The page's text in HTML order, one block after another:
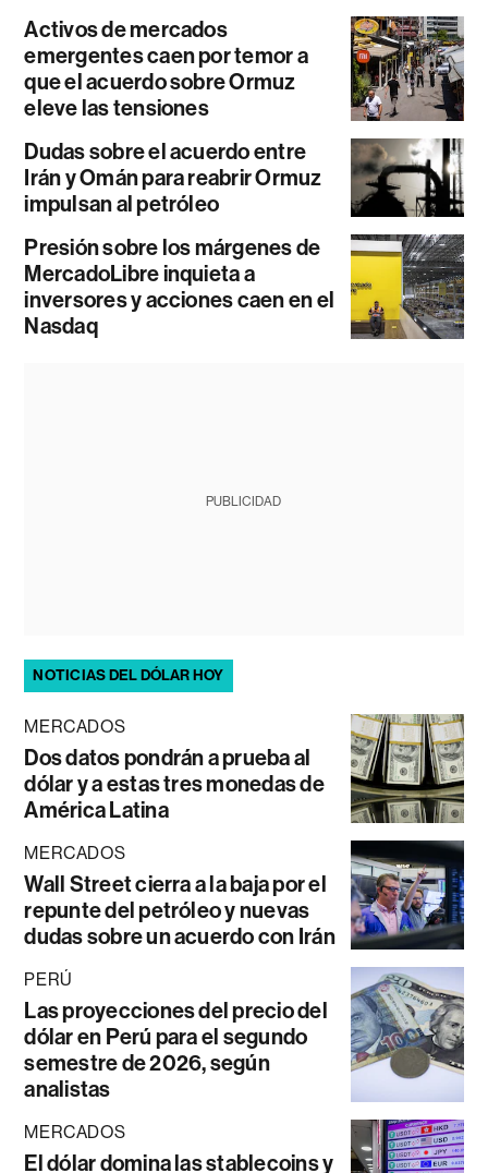
Activos de mercados
emergentes caen por temor a
que el acuerdo sobre Ormuz
eleve las tensiones
Dudas sobre el acuerdo entre
Irán y Omán para reabrir Ormuz
impulsan al petróleo
Presión sobre los márgenes de
MercadoLibre inquieta a
inversores y acciones caen en el
Nasdaq
PUBLICIDAD
NOTICIAS DEL DÓLAR HOY
MERCADOS
Dos datos pondrán a prueba al
dólar y a estas tres monedas de
América Latina
MERCADOS
Wall Street cierra a la baja por el
repunte del petróleo y nuevas
dudas sobre un acuerdo con Irán
PERÚ
Las proyecciones del precio del
dólar en Perú para el segundo
semestre de 2026, según
analistas
MERCADOS
El dólar domina las stablecoins y